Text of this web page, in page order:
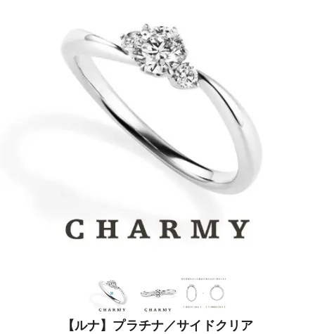
【ルナ】プラチナ／サイドクリア